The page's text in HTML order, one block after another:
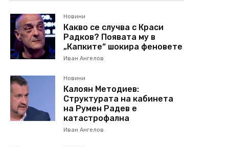
Новини
Какво се случва с Краси
Радков? Появата му в
„Капките“ шокира феновете
Иван Ангелов
Новини
Калоян Методиев:
Структурата на кабинета
на Румен Радев е
катастрофална
Иван Ангелов